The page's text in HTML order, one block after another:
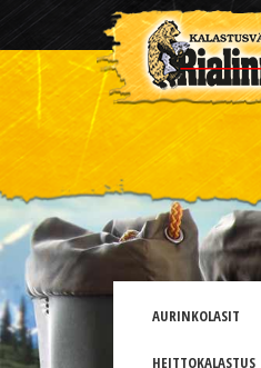
AURINKOLASIT
HEITTOKALASTUS